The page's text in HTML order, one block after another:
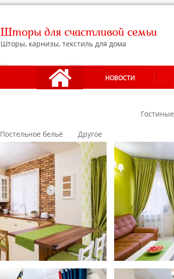
Шторы для счастливой семьи
Шторы, карнизы, текстиль для дома
НОВОСТИ
Гостиные
Постельное бельё Другое